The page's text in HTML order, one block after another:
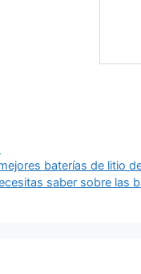
baterías de litio
saber sobre las